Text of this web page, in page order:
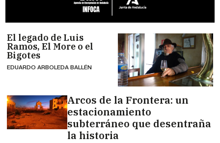
El legado de Luis
Ramos, El More o el
Bigotes
EDUARDO ARBOLEDA BALLÉN
Arcos de la Frontera: un
estacionamiento
subterráneo que desentraña
la historia